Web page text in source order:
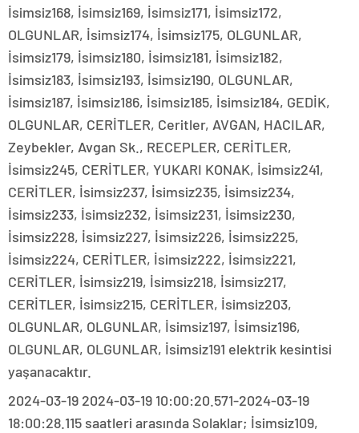
İsimsiz168, İsimsiz169, İsimsiz171, İsimsiz172,
OLGUNLAR, İsimsiz174, İsimsiz175, OLGUNLAR,
İsimsiz179, İsimsiz180, İsimsiz181, İsimsiz182,
İsimsiz183, İsimsiz193, İsimsiz190, OLGUNLAR,
İsimsiz187, İsimsiz186, İsimsiz185, İsimsiz184, GEDİK,
OLGUNLAR, CERİTLER, Ceritler, AVGAN, HACILAR,
Zeybekler, Avgan Sk., RECEPLER, CERİTLER,
İsimsiz245, CERİTLER, YUKARI KONAK, İsimsiz241,
CERİTLER, İsimsiz237, İsimsiz235, İsimsiz234,
İsimsiz233, İsimsiz232, İsimsiz231, İsimsiz230,
İsimsiz228, İsimsiz227, İsimsiz226, İsimsiz225,
İsimsiz224, CERİTLER, İsimsiz222, İsimsiz221,
CERİTLER, İsimsiz219, İsimsiz218, İsimsiz217,
CERİTLER, İsimsiz215, CERİTLER, İsimsiz203,
OLGUNLAR, OLGUNLAR, İsimsiz197, İsimsiz196,
OLGUNLAR, OLGUNLAR, İsimsiz191 elektrik kesintisi
yaşanacaktır.
2024-03-19 2024-03-19 10:00:20.571-2024-03-19
18:00:28.115 saatleri arasında Solaklar; İsimsiz109,